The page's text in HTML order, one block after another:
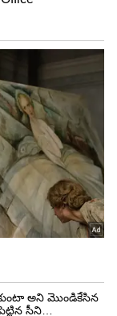
పాత్రల్లో
బాగా
జిడ్డు